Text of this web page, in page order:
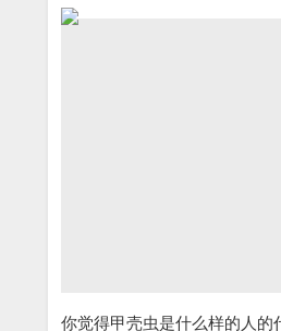
你觉得甲壳虫是什么样的人的